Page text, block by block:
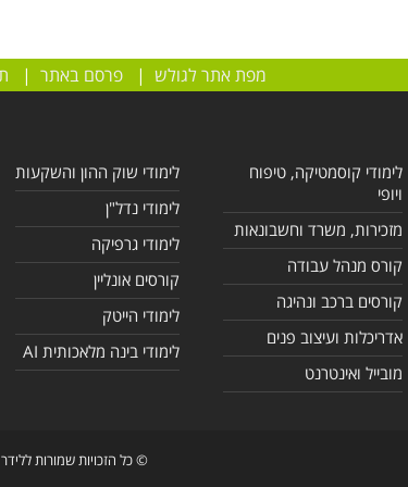
מפת אתר לגולש |פרסם באתר |
לימודי קוסמטיקה, טיפוח
ויופי
מזכירות, משרד וחשבונאות
קורס מנהל עבודה
קורסים ברכב ונהיגה
אדריכלות ועיצוב פנים
מובייל ואינטרנט
לימודי שוק ההון והשקעות
לימודי נדל"ן
לימודי גרפיקה
קורסים אונליין
לימודי הייטק
לימודי בינה מלאכותית AI
© כל הזכויות שמורות ללידר סיני